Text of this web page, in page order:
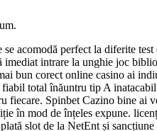
acomodă perfect la diferite
intrare la unghie joc
bun corect online casino ai
total înăuntru tip A
fiecare. Spinbet Cazino bine ai
în mod de înțeles expune.
slot de la NetEnt și